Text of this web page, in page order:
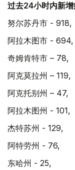
过去24小时内新增
努尔苏丹市 - 918,
阿拉木图市 - 694,
奇姆肯特市 – 78,
阿克莫拉州 – 119,
阿克托别州 – 47,
阿拉木图州 - 101,
杰特苏州 - 129,
阿特劳州 - 76,
东哈州 - 25,